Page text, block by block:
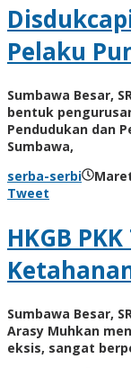
Pelaku
Sumbawa Besar,
bentuk
Pendudukan dan
Sumbawa,
serba-serbi
Tweet
HKGB
Sumbawa Besar,
Arasy Muhkan
eksis, sangat